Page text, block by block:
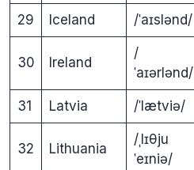
29 Iceland /ˈaɪslənd/
30 Ireland
/
ˈaɪərlənd/
31 Latvia /ˈlætviə/
32 Lithuania
/ˌlɪθju
ˈeɪniə/